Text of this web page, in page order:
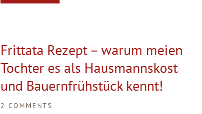
Frittata Rezept – warum meien
Tochter es als Hausmannskost
und Bauernfrühstück kennt!
2 COMMENTS